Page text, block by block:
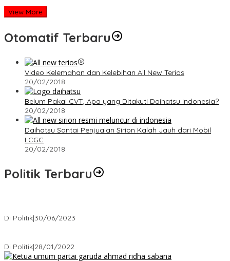
View More
Otomatif Terbaru
Video Kelemahan dan Kelebihan All New Terios
20/02/2018
Belum Pakai CVT, Apa yang Ditakuti Daihatsu Indonesia?
20/02/2018
Daihatsu Santai Penjualan Sirion Kalah Jauh dari Mobil
LCGC
20/02/2018
Politik Terbaru
Di Politik|30/06/2023
Di Politik|28/01/2022